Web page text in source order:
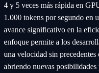
4 y 5 veces más rápida en
1.000 tokens por segundo en
avance significativo en la
enfoque permite a los
una velocidad sin
abriendo nuevas